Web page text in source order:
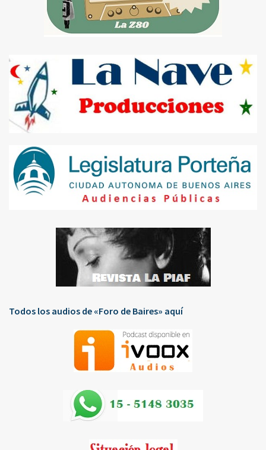
Todos los audios de «Foro de Baires» aquí